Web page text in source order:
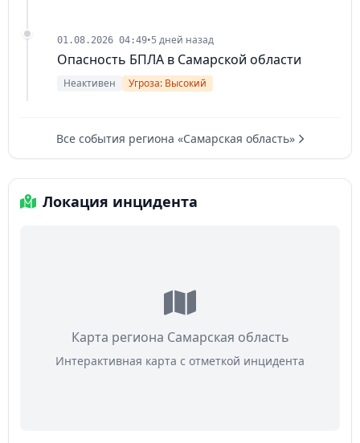
01.08.2026 04:49•5 дней назад
Опасность БПЛА в Самарской области
Неактивен Угроза: Высокий
Все события региона «Самарская область»
Локация инцидента
Карта региона Самарская область
Интерактивная карта с отметкой инцидента